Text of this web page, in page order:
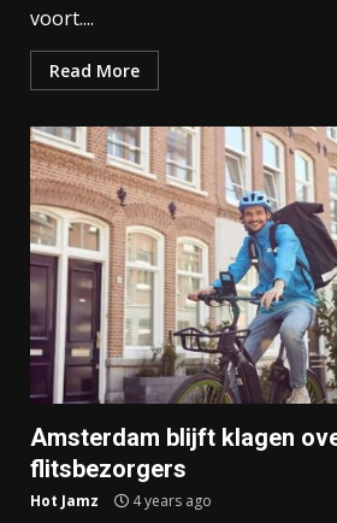
voort....
Read More
Amsterdam blijft klagen
flitsbezorgers
Hot Jamz 4 years ago